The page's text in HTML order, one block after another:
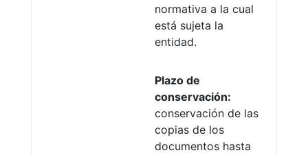
normativa a la cual
está sujeta la
entidad.
Plazo de
conservación:
conservación de las
copias de los
documentos hasta